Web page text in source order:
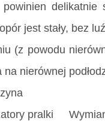
delikatnie
jest stały, bez
(z powodu
nierównej
pralki